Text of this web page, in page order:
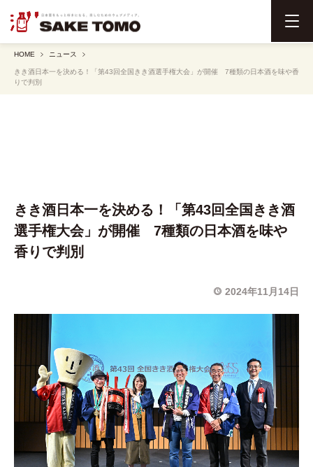
メ
ニ
HOME ニュース
きき酒日本一を決める！「第43回全国きき酒選手権大会」が開催 7種類の日本酒を味や香
りで判別
きき酒日本一を決める！「第43回全国きき酒
選手権大会」が開催 7種類の日本酒を味や
香りで判別
2024年11月14日